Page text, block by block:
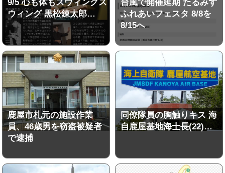
9/5 心も体もスウィングス
ウィング 黒松錬太郎…
台風で開催延期 たるみず
ふれあいフェスタ 8/8を
8/15へ
鹿屋市札元の施設作業
員、46歳男を窃盗被疑者
で逮捕
同僚隊員の胸触りキス 海
自鹿屋基地海士長(22)…